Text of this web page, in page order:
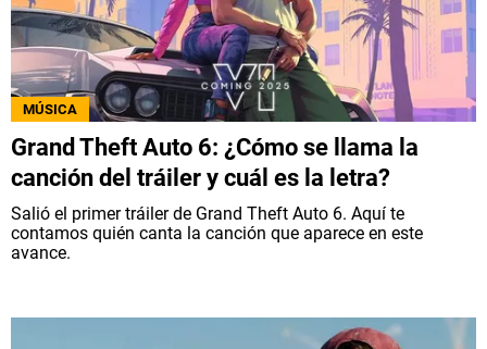
MÚSICA
Grand Theft Auto 6: ¿Cómo se llama la
canción del tráiler y cuál es la letra?
Salió el primer tráiler de Grand Theft Auto 6. Aquí te
contamos quién canta la canción que aparece en este
avance.